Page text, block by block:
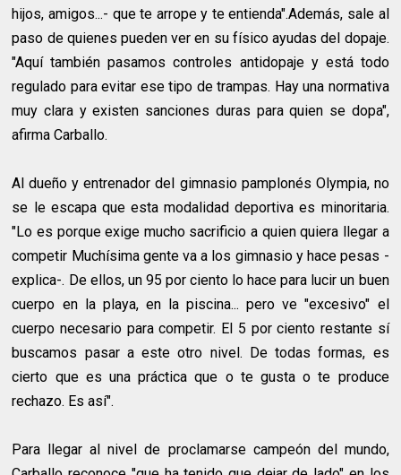
hijos, amigos...- que te arrope y te entienda".Además, sale al
paso de quienes pueden ver en su físico ayudas del dopaje.
"Aquí también pasamos controles antidopaje y está todo
regulado para evitar ese tipo de trampas. Hay una normativa
muy clara y existen sanciones duras para quien se dopa",
afirma Carballo.
Al dueño y entrenador del gimnasio pamplonés Olympia, no
se le escapa que esta modalidad deportiva es minoritaria.
"Lo es porque exige mucho sacrificio a quien quiera llegar a
competir Muchísima gente va a los gimnasio y hace pesas -
explica-. De ellos, un 95 por ciento lo hace para lucir un buen
cuerpo en la playa, en la piscina... pero ve "excesivo" el
cuerpo necesario para competir. El 5 por ciento restante sí
buscamos pasar a este otro nivel. De todas formas, es
cierto que es una práctica que o te gusta o te produce
rechazo. Es así".
Para llegar al nivel de proclamarse campeón del mundo,